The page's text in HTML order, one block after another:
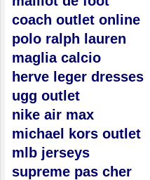
coach outlet online
polo ralph lauren
maglia calcio
herve leger dresses
ugg outlet
nike air max
michael kors outlet
mlb jerseys
supreme pas cher